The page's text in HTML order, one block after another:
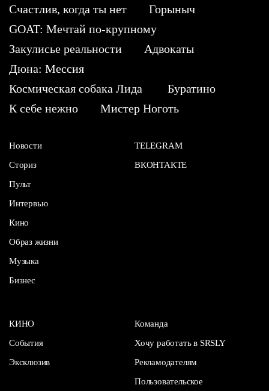
Счастлив, когда ты нет
Горыныч
GOAT: Мечтай по-крупному
Закулисье реальности
Адвокаты
Дюна: Мессия
Космическая собака Лида
Буратино
К себе нежно
Мистер Ноготь
Новости
Сториз
Пульт
Интервью
Кино
Образ жизни
Музыка
Бизнес
TELEGRAM
ВКОНТАКТЕ
КИНО
События
Эксклюзив
Команда
Хочу работать в SRSLY
Рекламодателям
Пользовательское